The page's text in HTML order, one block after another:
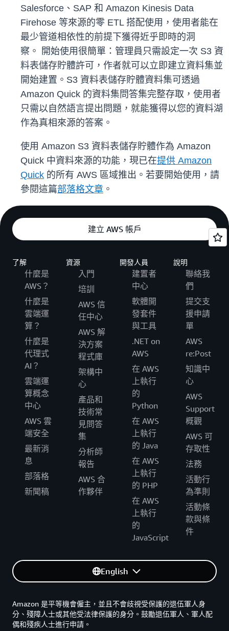
Salesforce、SAP 和 Amazon Kinesis Data
Firehose 等來源的零 ETL 搭配使用，使用者能在
最少管道相依性的前提下獲得近乎即時的洞
察。 開始使用很簡單：管理員只需設定一次 S3 資
料表儲存貯體許可，作者就可以立即建立資料集並
開始建置。S3 資料表儲存貯體資料集可透過
Amazon Quick 的資料集問答集完整存取，使用者
只需以自然語言提出問題，就能獲得以您的資料湖
作為真相來源的答案。
使用 Amazon S3 資料表儲存貯體作為 Amazon
Quick 中資料來源的功能，現已在提供 Amazon
Quick 的所有 AWS 區域推出。若要開始使用，請
參閱這篇部落格文章 。
建立 AWS 帳戶
了解
什麼是
AWS？
什麼是
雲端運
算？
什麼是
代理式
AI？
雲端運
算概念
中心
AWS 雲
端安全
最新消
息
部落格
新聞稿
資源
入門
培訓
AWS 信
任中心
AWS 解
決方案
程式庫
架構中
心
產品和
技術常
見問答
集
分析師
報告
AWS 合
作夥伴
開發人員
建置者
中心
軟體開
發套件
與工具
.NET on
AWS
在 AWS
上執行
的
Python
在 AWS
上執行
的 Java
在 AWS
上執行
的 PHP
在 AWS
上執行
的
JavaScript
說明
聯絡我
們
提交支
援申請
單
AWS
re:Post
知識中
心
AWS
Support
概觀
AWS 可
存取性
法務
活動行
為準則
活動條
款與條
件
English
Amazon 是平等機會僱主，並且不會歧視受保護的退伍軍人身
分、殘障人士或其他受法律保護的身分。鼓勵退伍軍人、軍人配
偶和殘疾人士進行申請。